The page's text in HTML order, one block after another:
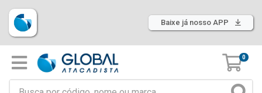
Baixe já nosso APP
0